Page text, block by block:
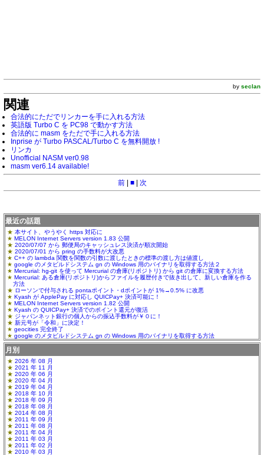
by seclan
関連
合法的にただでリンカーを手に入れる方法
英語版 Turbo C を PC98 で動かす方法
合法的に masm をただで手に入れる方法
Inprise が Turbo PASCAL/Turbo C を無料開放 !
リンカ
Unofficial NASM ver0.98
masm ver6.14 available!
前| ■| 次
最近の話題
本サイト、やうやく https 対応に
MELON Internet Servers version 1.83 公開
2020/07/07 から 郵便局のキャッシュレス決済が順次開始
2020/07/01 から pring の手数料が大改悪
C++ の lambda 関数を関数の引数に渡したときの標準の渡し方は値渡し
google のメタビルドシステム gn の Windows 用のバイナリを取得する方法２
Mercurial: hg-git を使って Mercurial の倉庫(リポジトリ) から git の倉庫に変換する方法
Mercurial: ある倉庫(リポジトリ)からファイルを履歴付きで抜き出して、新しい倉庫を作る
方法
ローソンで付与される pontaポイント・dポイントが 1%→0.5% に改悪
Kyash が ApplePay に対応し QUICPay+ 決済可能に！
MELON Internet Servers version 1.82 公開
Kyash の QUICPay+ 決済でのポイント還元が復活
ジャパンネット銀行の個人からの振込手数料が￥０に！
新元号が「令和」に決定！
geocities 完全終了
google のメタビルドシステム gn の Windows 用のバイナリを取得する方法
月別
2026 年 08 月
2021 年 11 月
2020 年 06 月
2020 年 04 月
2019 年 04 月
2018 年 10 月
2018 年 09 月
2018 年 08 月
2014 年 08 月
2011 年 09 月
2011 年 08 月
2011 年 04 月
2011 年 03 月
2011 年 02 月
2010 年 03 月